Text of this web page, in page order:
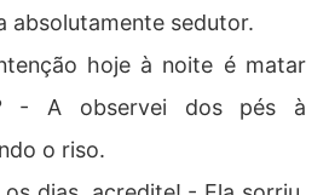
absolutamente sedutor.
hoje à noite é matar
- A observei dos pés à
o riso.